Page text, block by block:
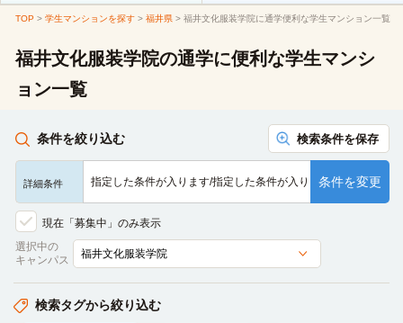
TOP > 学生マンションを探す > 福井県 > 福井文化服装学院に通学便利な学生マンション一覧
福井文化服装学院の通学に便利な学生マンシ
ョン一覧
条件を絞り込む 検索条件を保存
詳細条件 指定した条件が入ります/指定した条件が入ります/指定した条…
条件を変更
現在「募集中」のみ表示
選択中の
キャンパス
検索タグから絞り込む